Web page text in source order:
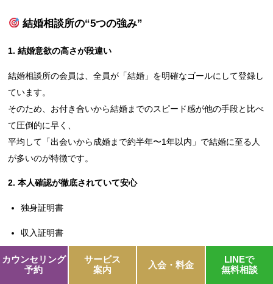
カウンセリング
予約
サービス
案内
入会・料金
LINEで
無料相談
結婚相談所の“5つの強み”
1.結婚意欲の高さが段違い
結婚相談所の会員は、全員が「結婚」を明確なゴールにして登録し
ています。
そのため、お付き合いから結婚までのスピード感が他の手段と比べ
て圧倒的に早く、
平均して「出会いから成婚まで約半年〜1年以内」で結婚に至る人
が多いのが特徴です。
2.本人確認が徹底されていて安心
独身証明書
収入証明書
学歴証明書
など、信頼に足る書類を提出したうえでの登録となるため、嘘